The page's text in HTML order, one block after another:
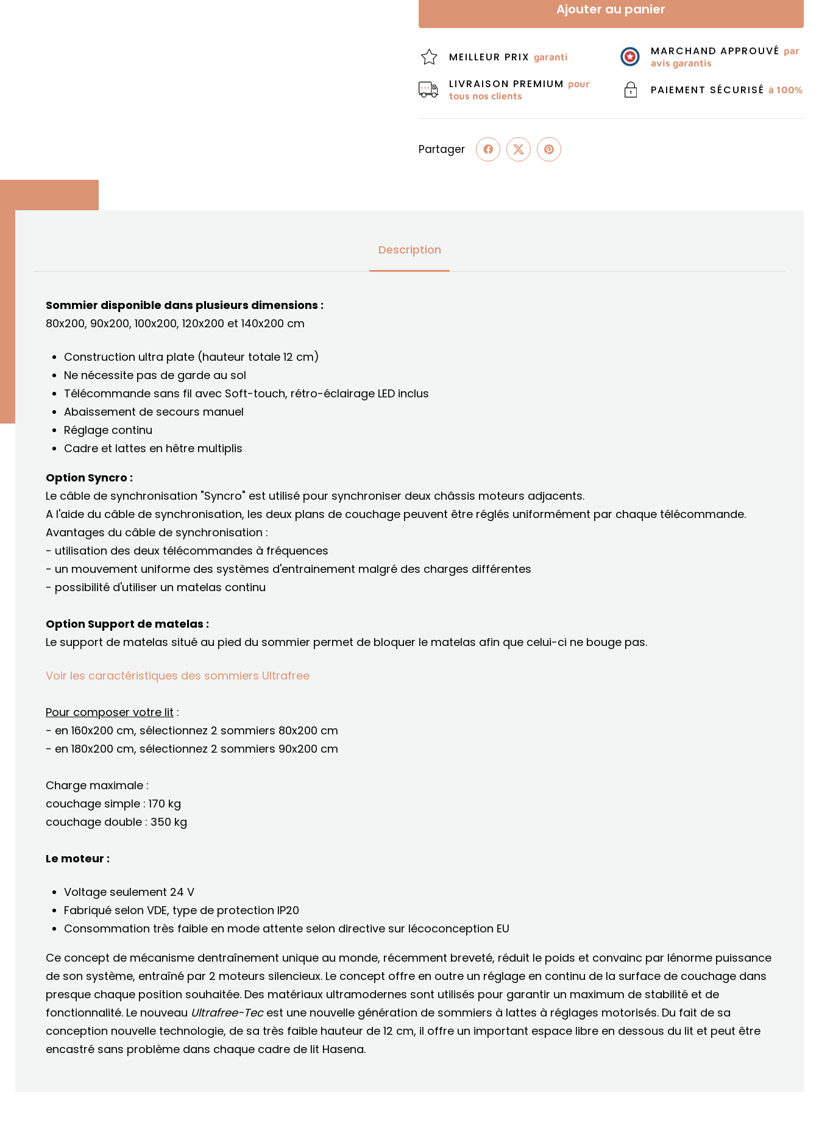
Ajouter au panier
MEILLEUR PRIX garanti MARCHAND APPROUVÉ par
avis garantis
LIVRAISON PREMIUM pour
tous nos clients
PAIEMENT SÉCURISÉ à 100%
Partager
Description
Sommier disponible dans plusieurs dimensions :
80x200, 90x200, 100x200, 120x200 et 140x200 cm
Construction ultra plate (hauteur totale 12 cm)
Ne nécessite pas de garde au sol
Télécommande sans fil avec Soft-touch, rétro-éclairage LED inclus
Abaissement de secours manuel
Réglage continu
Cadre et lattes en hêtre multiplis
Option Syncro :
Le câble de synchronisation "Syncro" est utilisé pour synchroniser deux châssis moteurs adjacents.
A l'aide du câble de synchronisation, les deux plans de couchage peuvent être réglés uniformément par chaque télécommande.
Avantages du câble de synchronisation :
- utilisation des deux télécommandes à fréquences
- un mouvement uniforme des systèmes d'entrainement malgré des charges différentes
- possibilité d'utiliser un matelas continu
Option Support de matelas :
Le support de matelas situé au pied du sommier permet de bloquer le matelas afin que celui-ci ne bouge pas.
Voir les caractéristiques des sommiers Ultrafree
Pour composer votre lit :
- en 160x200 cm, sélectionnez 2 sommiers 80x200 cm
- en 180x200 cm, sélectionnez 2 sommiers 90x200 cm
Charge maximale :
couchage simple : 170 kg
couchage double : 350 kg
Le moteur :
Voltage seulement 24 V
Fabriqué selon VDE, type de protection IP20
Consommation très faible en mode attente selon directive sur lécoconception EU
Ce concept de mécanisme dentraînement unique au monde, récemment breveté, réduit le poids et convainc par lénorme puissance
de son système, entraîné par 2 moteurs silencieux. Le concept offre en outre un réglage en continu de la surface de couchage dans
presque chaque position souhaitée. Des matériaux ultramodernes sont utilisés pour garantir un maximum de stabilité et de
fonctionnalité. Le nouveau Ultrafree-Tecest une nouvelle génération de sommiers à lattes à réglages motorisés. Du fait de sa
conception nouvelle technologie, de sa très faible hauteur de 12 cm, il offre un important espace libre en dessous du lit et peut être
encastré sans problème dans chaque cadre de lit Hasena.